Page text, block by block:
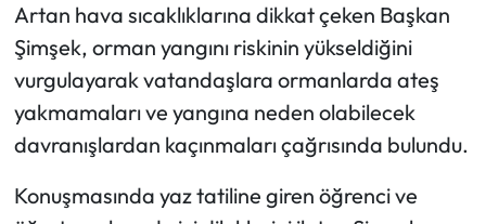
Artan hava sıcaklıklarına dikkat çeken Başkan
Şimşek, orman yangını riskinin yükseldiğini
vurgulayarak vatandaşlara ormanlarda ateş
yakmamaları ve yangına neden olabilecek
davranışlardan kaçınmaları çağrısında bulundu.
Konuşmasında yaz tatiline giren öğrenci ve